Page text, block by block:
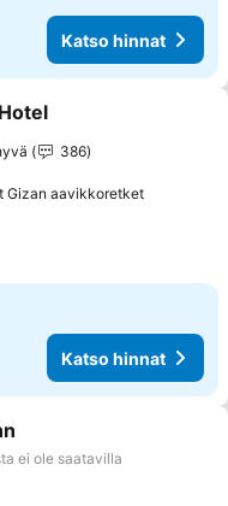
Katso hinnat
386
Gizan aavikkoretket
Katso hinnat
ei ole saatavilla